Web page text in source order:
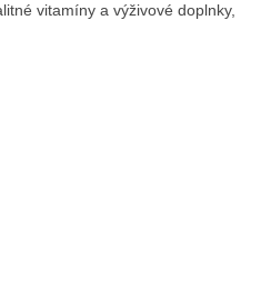
vitamíny a výživové doplnky,